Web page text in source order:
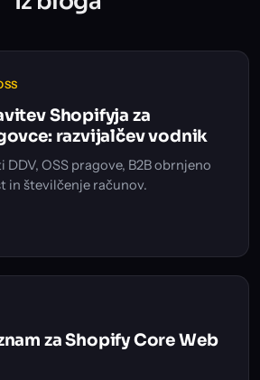
Shopifyja za
razvijalčev vodnik
OSS pragove, B2B obrnjeno
in številčenje računov.
za Shopify Core Web